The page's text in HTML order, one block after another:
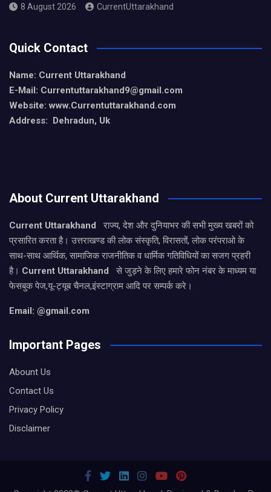
8 August 2026 CurrentUttarakhand
Quick Contact
Name: Current Uttarakhand
E-Mail: Currentuttarakhand9@gmail.com
Website: www.Currentuttarakhand.com
Address: Dehradun, Uk
About Current Uttarakhand
Current Uttarakhand
राज्य, देश और दुनियाभर की सभी मुख्य खबरों को
प्रसारित करता है। उत्तराखण्ड की लोक संस्कृति, विरासतों, लोक परंपराओ के
साथ-साथ आर्थिक, सामाजिक राजनीतिक व धार्मिक गतिविधियों का सजग प्रहरी
है। Current Uttarakhand
से जुड़ने के लिए हमारे फोन नंबर के माध्यम या
फेसबुक पेज,यू-ट्यूब चैनल,इंस्टाग्राम आदि पर सम्पर्क करे।
Email: @gmail.com
Important Pages
Abount Us
Contact Us
Privacy Policy
Disclaimer